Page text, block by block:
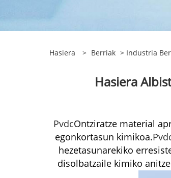
Hasiera > Berriak > Industria
Hasiera
PvdcOntziratze material
egonkortasun kimikoa.
hezetasunarekiko
disolbatzaile kimiko